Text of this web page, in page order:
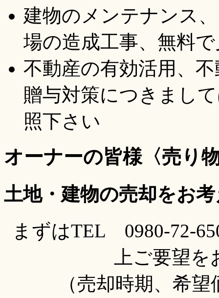
建物のメンテナンス
場の造成工事、無料
不動産の有効活用、
贈与対策につきまし
照下さい
オーナーの皆様〈売り
土地・建物の売却をお
まずはTEL 0980-72-
上ご要望
（売却時期、希